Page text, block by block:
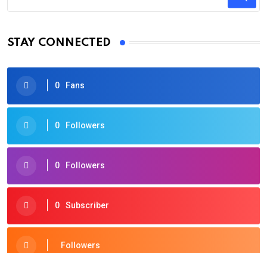
STAY CONNECTED
0 Fans
0 Followers
0 Followers
0 Subscriber
Followers